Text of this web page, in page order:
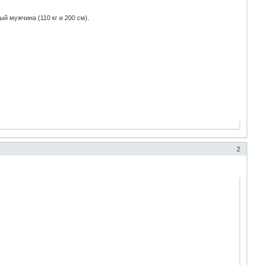
мужчина (110 кг и 200 см).
2